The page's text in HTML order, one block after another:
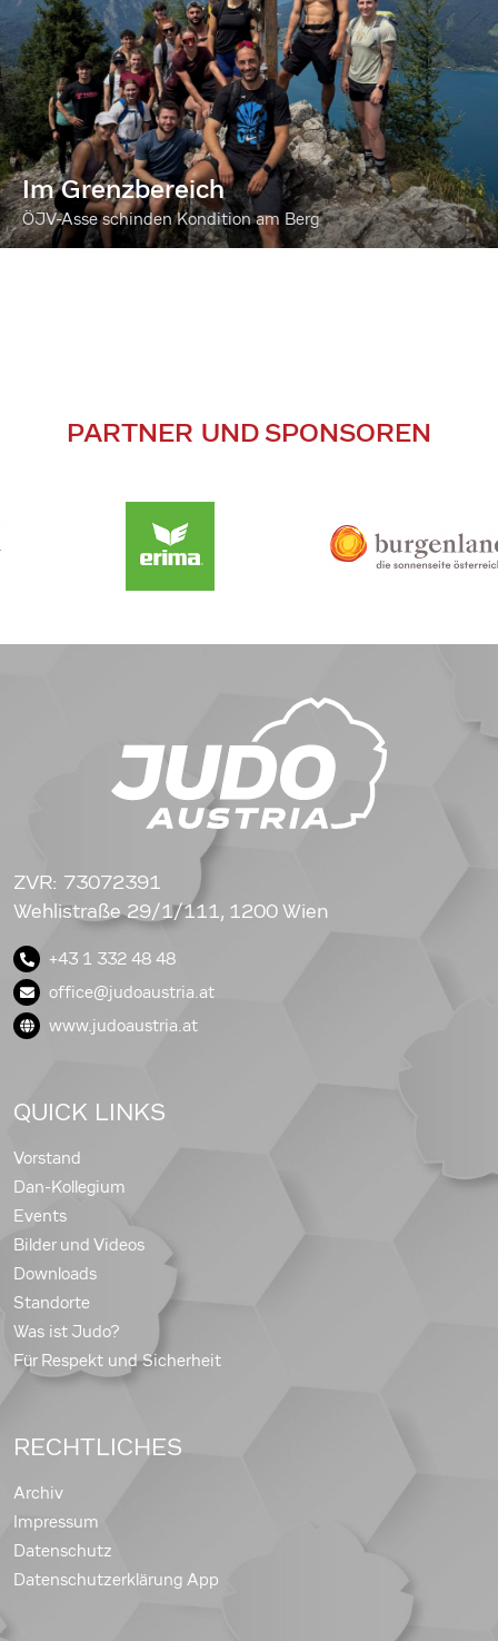
Im Grenzbereich
ÖJV-Asse schinden Kondition am Berg
PARTNER UND SPONSOREN
ZVR: 73072391
Wehlistraße 29/1/111, 1200 Wien
+43 1 332 48 48
office@judoaustria.at
www.judoaustria.at
QUICK LINKS
Vorstand
Dan-Kollegium
Events
Bilder und Videos
Downloads
Standorte
Was ist Judo?
Für Respekt und Sicherheit
RECHTLICHES
Archiv
Impressum
Datenschutz
Datenschutzerklärung App